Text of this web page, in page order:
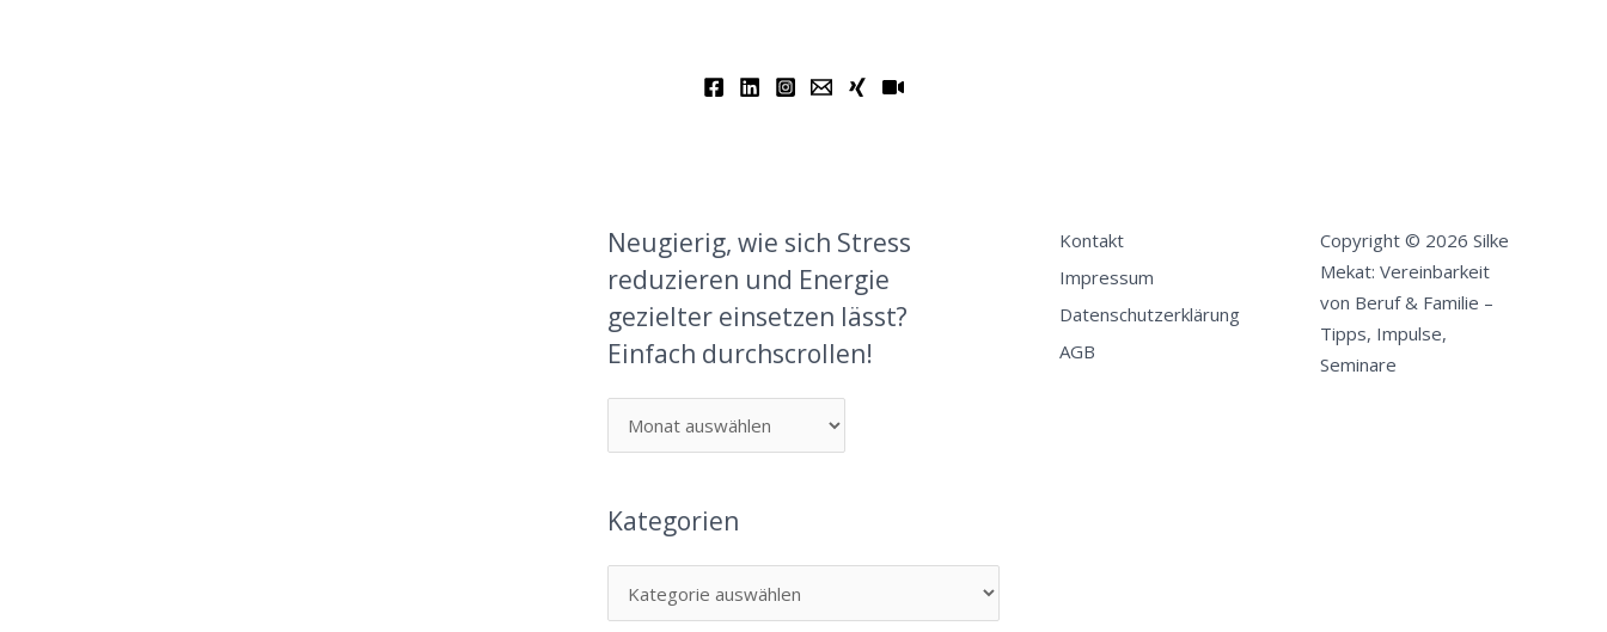
Neugierig, wie sich Stress
reduzieren und Energie
gezielter einsetzen lässt?
Einfach durchscrollen!
Kategorien
Kontakt
Impressum
Datenschutzerklärung
AGB
Copyright © 2026 Silke
Mekat: Vereinbarkeit
von Beruf & Familie –
Tipps, Impulse,
Seminare